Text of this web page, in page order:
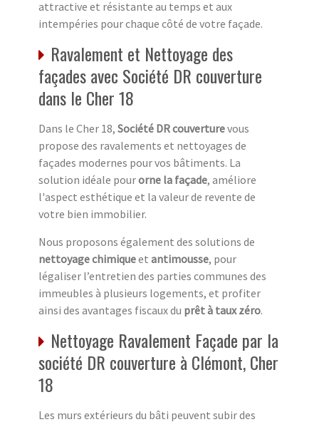
attractive et résistante au temps et aux
intempéries pour chaque côté de votre façade.
Ravalement et Nettoyage des
façades avec Société DR couverture
dans le Cher 18
Dans le Cher 18, Société DR couverturevous
propose des ravalements et nettoyages de
façades modernes pour vos bâtiments. La
solution idéale pourorne la façade, améliore
l'aspect esthétique et la valeur de revente de
votre bien immobilier.
Nous proposons également des solutions de
nettoyage chimiqueet antimousse, pour
légaliser l’entretien des parties communes des
immeubles à plusieurs logements, et profiter
ainsi des avantages fiscaux du prêt à taux zéro.
Nettoyage Ravalement Façade par la
société DR couverture à Clémont, Cher
18
Les murs extérieurs du bâti peuvent subir des